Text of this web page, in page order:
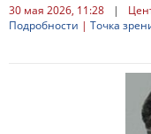
30 мая 2026, 11:28 |
Подробности | Точка